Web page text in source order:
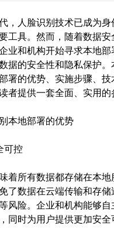
，人脸识别技术已成为
工具。然而，随着数据安
业和机构开始寻求本地
据的安全性和隐私保护
署的优势、实施步骤、
者提供一套全面、实用的
本地部署的优势
可控
着所有数据都存储在本
了数据在云端传输和存
风险。企业和机构能够
同时为用户提供更加安全